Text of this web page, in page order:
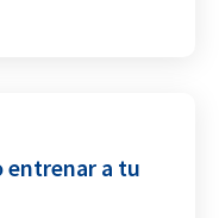
entrenar a tu